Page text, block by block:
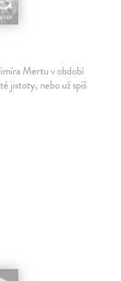
Mertu v období
jistoty, nebo už spíš